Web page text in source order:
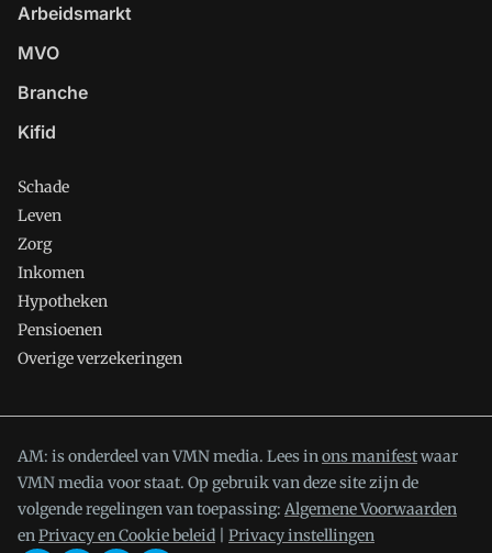
Arbeidsmarkt
MVO
Branche
Kifid
Schade
Leven
Zorg
Inkomen
Hypotheken
Pensioenen
Overige verzekeringen
AM: is onderdeel van VMN media. Lees inons manifestwaar
VMN media voor staat. Op gebruik van deze site zijn de
volgende regelingen van toepassing: Algemene Voorwaarden
enPrivacy en Cookie beleid Privacy instellingen